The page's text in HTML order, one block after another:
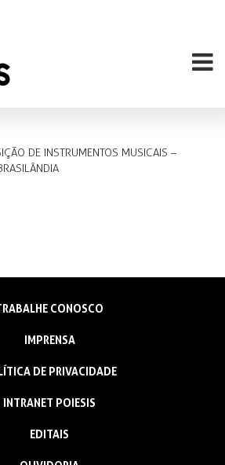
DE INSTRUMENTOS MUSICAIS –
CONOSCO
IMPRENSA
DE PRIVACIDADE
INTRANET POIESIS
EDITAIS